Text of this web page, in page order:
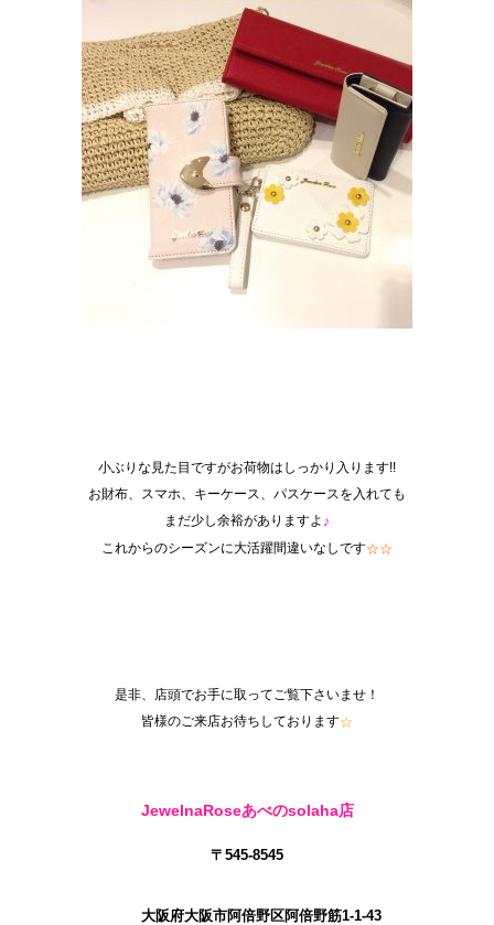
小ぶりな見た目ですがお荷物はしっかり入ります!!
お財布、スマホ、キーケース、パスケースを入れても
まだ少し余裕がありますよ ♪
これからのシーズンに大活躍間違いなしです☆☆
是非、店頭でお手に取ってご覧下さいませ！
皆様のご来店お待ちしております☆
JewelnaRoseあべのsolaha店
〒545-8545
大阪府大阪市阿倍野区阿倍野筋1-1-43